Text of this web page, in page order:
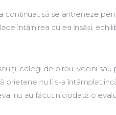
continuat să se antreneze
întâlnirea cu ea însăși,
colegi de birou, vecini sau
prietene nu li s-a întâmplat
nu au făcut niciodată o